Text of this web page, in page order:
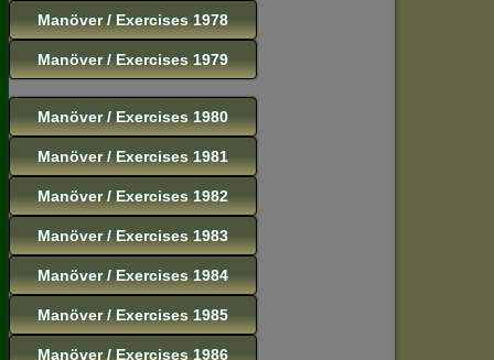
Manöver / Exercises 1978
Manöver / Exercises 1979
Manöver / Exercises 1980
Manöver / Exercises 1981
Manöver / Exercises 1982
Manöver / Exercises 1983
Manöver / Exercises 1984
Manöver / Exercises 1985
Manöver / Exercises 1986